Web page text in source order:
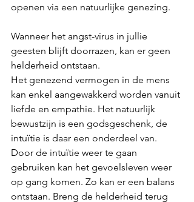
openen via een natuurlijke genezing.
Wanneer het angst-virus in jullie
geesten blijft doorrazen, kan er geen
helderheid ontstaan.
Het genezend vermogen in de mens
kan enkel aangewakkerd worden vanuit
liefde en empathie. Het natuurlijk
bewustzijn is een godsgeschenk, de
intuïtie is daar een onderdeel van.
Door de intuïtie weer te gaan
gebruiken kan het gevoelsleven weer
op gang komen. Zo kan er een balans
ontstaan. Breng de helderheid terug